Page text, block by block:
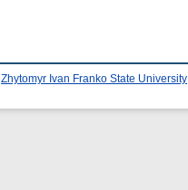
Zhytomyr Ivan Franko State University